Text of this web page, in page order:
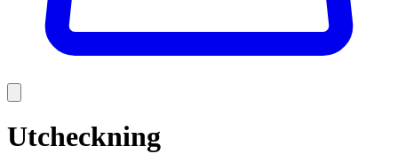
Utcheckning